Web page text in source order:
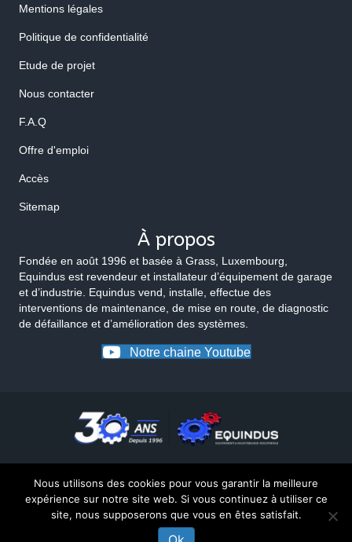
Mentions légales
Politique de confidentialité
Etude de projet
Nous contacter
F.A.Q
Offre d'emploi
Accès
Sitemap
À propos
Fondée en août 1996 et basée à Grass, Luxembourg,
Equindus est revendeur et installateur d’équipement de garage
et d’industrie. Equindus vend, installe, effectue des
interventions de maintenance, de mise en route, de diagnostic
de défaillance et d’amélioration des systèmes.
Notre chaine Youtube
© 2026 Equindus
Nous utilisons des cookies pour vous garantir la meilleure
expérience sur notre site web. Si vous continuez à utiliser ce
site, nous supposerons que vous en êtes satisfait.